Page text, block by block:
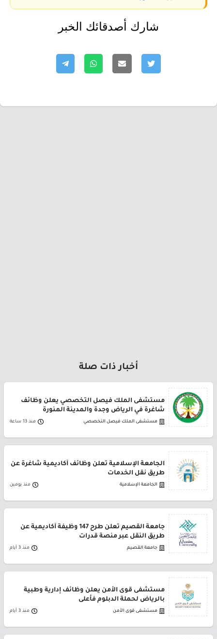
شارك أصدقائك الخبر
أخبار ذات صلة
مستشفى الملك فيصل التخصصي يعلن وظائف
شاغرة في الرياض وجدة والمدينة المنورة
مستشفى الملك فيصل التخصصي منذ 13 ساعة
الجامعة الإسلامية تعلن وظائف أكاديمية شاغرة عن
طريق نقل الخدمات
الجامعة الإسلامية منذ يومين
جامعة القصيم تعلن طرح 147 وظيفة أكاديمية عن
طريق النقل عبر منصة قدرات
جامعة القصيم منذ 3 أيام
مستشفى قوى الأمن يعلن وظائف إدارية وطبية
بالرياض لحملة الدبلوم فأعلى
مستشفى قوى الأمن منذ 3 أيام